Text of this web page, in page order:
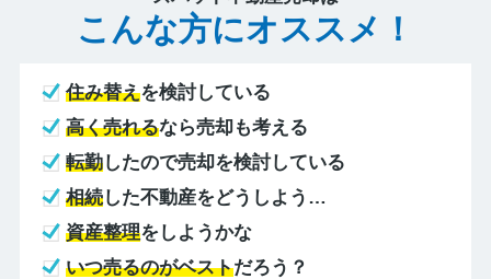
こんな方にオススメ！
住み替えを検討している
高く売れるなら売却も考える
転勤したので売却を検討している
相続した不動産をどうしよう…
資産整理をしようかな
いつ売るのがベストだろう？